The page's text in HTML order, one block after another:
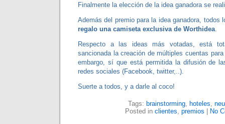
Finalmente la elección de la idea ganadora se
Además del premio para la idea ganadora, todos
regalo una camiseta exclusiva de Worthidea.
Respecto a las ideas más votadas, está
sancionada la creación de múltiples cuentas
embargo, sí que está permitida la difusión de
redes sociales (Facebook, twitter,..).
Suerte a todos, y a darle al coco!
Tags: brainstorming, hoteles,
Posted in clientes, premios No